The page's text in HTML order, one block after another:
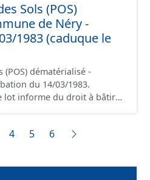
présentation, le PADD, le
plans de zonages), les
et les données
que seuls les documents
d'un point de vue
Sols (POS)
de Néry -
1983 (caduque le
(POS) dématérialisé -
du 14/03/1983.
prescriptions nationales
administratives, le rapport
règlement (à l'exception des
géographiques. Malgré
4 5 6